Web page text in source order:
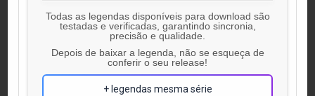
Todas as legendas disponíveis para download são
testadas e verificadas, garantindo sincronia,
precisão e qualidade.
Depois de baixar a legenda, não se esqueça de
conferir o seu release!
+ legendas mesma série